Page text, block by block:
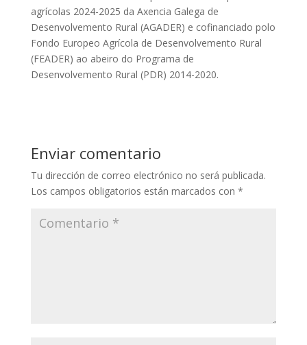
agrícolas 2024-2025 da Axencia Galega de
Desenvolvemento Rural (AGADER) e cofinanciado polo
Fondo Europeo Agrícola de Desenvolvemento Rural
(FEADER) ao abeiro do Programa de
Desenvolvemento Rural (PDR) 2014-2020.
Enviar comentario
Tu dirección de correo electrónico no será publicada.
Los campos obligatorios están marcados con *